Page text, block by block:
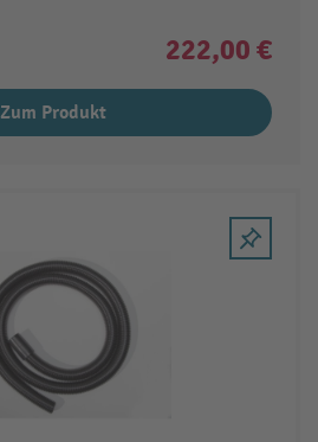
222,00 €
Zum Produkt